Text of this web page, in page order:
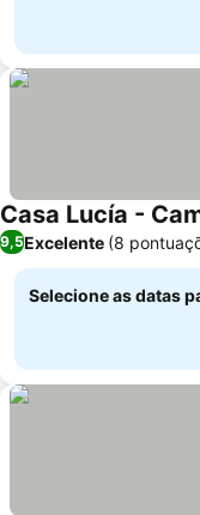
Casa Lucía -
9,5Excelente (8
Selecione as datas